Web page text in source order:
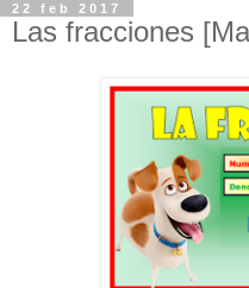
22 feb 2017
Las fracciones